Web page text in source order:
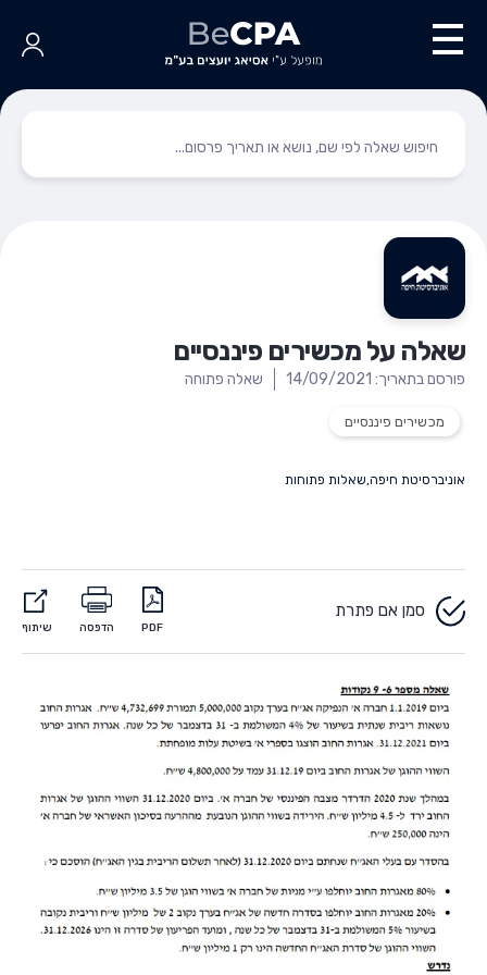
שאלה על מכשירים פיננסיים
פורסם בתאריך: 14/09/2021 שאלה פתוחה
מכשירים פיננסיים
אוניברסיטת חיפה,שאלות פתוחות
סמן אם פתרת
PDF הדפסה שיתוף